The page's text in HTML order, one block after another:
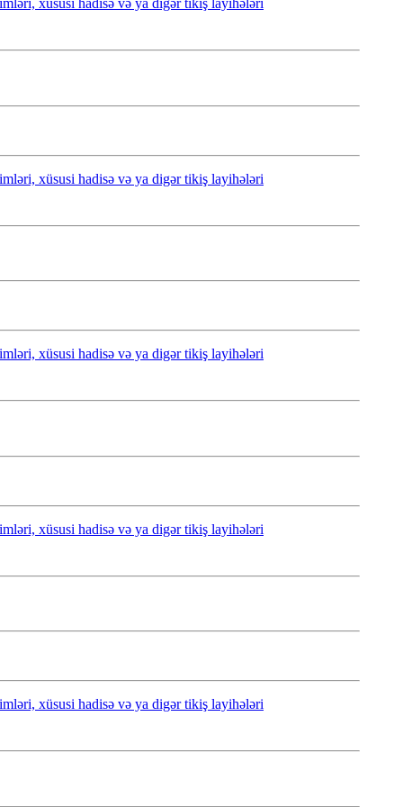
xüsusi hadisə və ya digər tikiş layihələri
xüsusi hadisə və ya digər tikiş layihələri
xüsusi hadisə və ya digər tikiş layihələri
xüsusi hadisə və ya digər tikiş layihələri
xüsusi hadisə və ya digər tikiş layihələri